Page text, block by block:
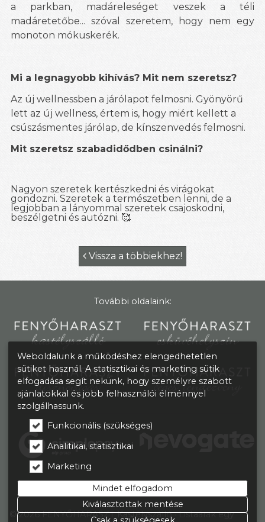
a parkban, madáreleséget veszek a téli
madáretetőbe... szóval szeretem, hogy nem egy
monoton mókuskerék.
Mi a legnagyobb kihívás? Mit nem szeretsz?
Az új wellnessben a járólapot felmosni. Gyönyörű
lett az új wellness, értem is, hogy miért kellett a
csúszásmentes járólap, de kínszenvedés felmosni.
Mit szeretsz szabadidődben csinálni?
Nagyon szeretek kertészkedni és virágokat
gondozni. Szeretek a természetben lenni, de a
legjobban a lányommal szeretek csajoskodni,
beszélgetni és autózni. 🥰
 Vissza a többiekhez!
További oldalaink:
© 2026 FENYŐHARASZT Kastélyszálló
Listaárak egy
Weboldalunk a működéshez elengedhetetlen
sütiket használ. A statisztikai és marketing sütik
elfogadása segít nekünk, hogy személyre szabott
ajánlatokkal és jobb felhasználói élménnyel
szolgálhassunk.
Funkcionális (szükséges)
Analitikai, statisztikai
Marketing
Mindet elfogadom
Kiválasztottak mentése